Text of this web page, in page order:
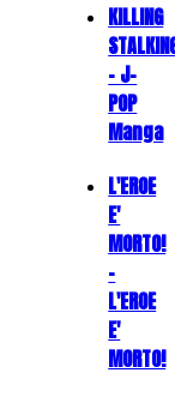
KILLING
- J-
POP
Manga
L'EROE
E'
MORTO!
-
L'EROE
E'
MORTO!